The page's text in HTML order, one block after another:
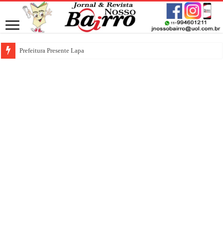
Prefeitura Presente Lapa